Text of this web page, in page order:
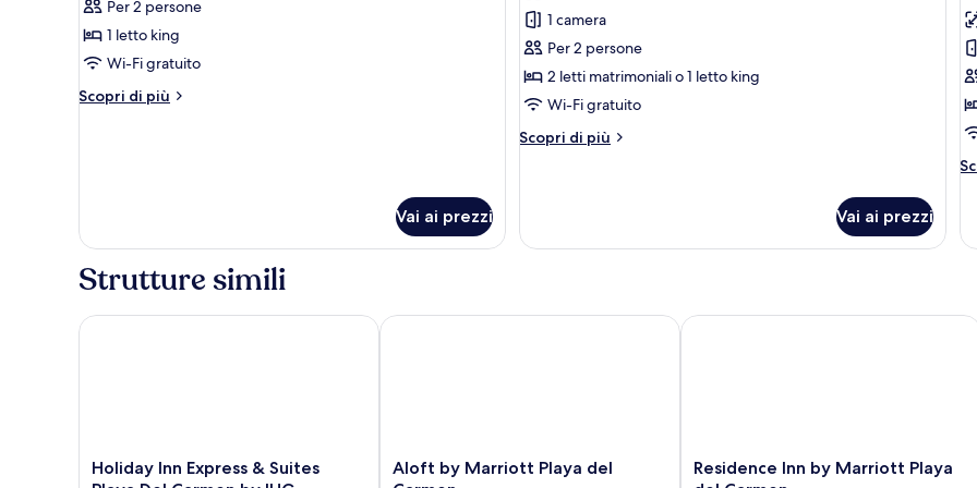
per
Junior
Suite
Per 2 persone
1 letto king
Wi-Fi gratuito
Scopri di più
Altri
Vai ai prezzi
per
Double
room
with
balcony
1 camera
Per 2 persone
2 letti matrimoniali o 1 letto king
Wi-Fi gratuito
Scopri di più
Altri
with
balcony
Vai ai prezzi
Strutture simili
Holiday
Holiday Inn Express & Suites
Holiday Inn Express & Suites Playa Del Carmen by IHG
Aloft
Aloft by Marriott Playa del
Aloft by Marriott Playa del Carmen
Residence
Residence Inn by Marriott Playa
Residence Inn by Marriott Playa del